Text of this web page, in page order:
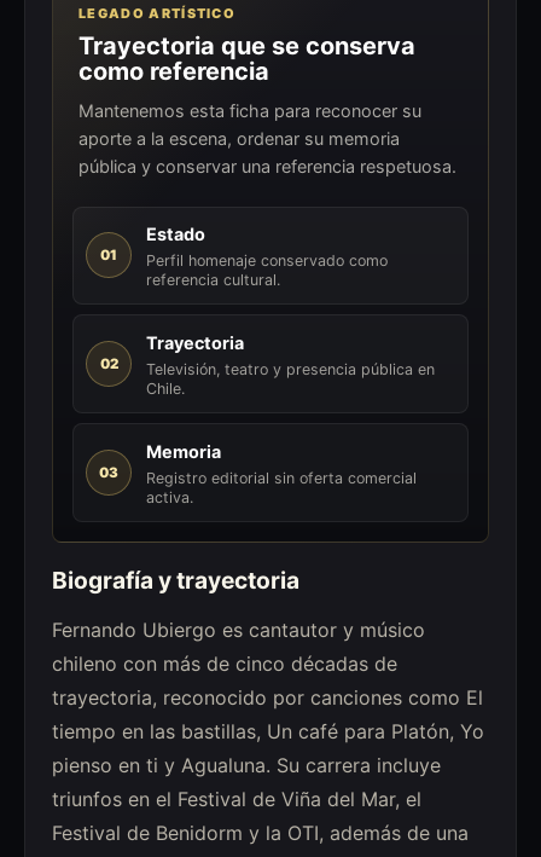
LEGADO ARTÍSTICO
Trayectoria que se conserva
como referencia
Mantenemos esta ficha para reconocer su
aporte a la escena, ordenar su memoria
pública y conservar una referencia respetuosa.
01
Estado
Perfil homenaje conservado como
referencia cultural.
02
Trayectoria
Televisión, teatro y presencia pública en
Chile.
03
Memoria
Registro editorial sin oferta comercial
activa.
Biografía y trayectoria
Fernando Ubiergo es cantautor y músico
chileno con más de cinco décadas de
trayectoria, reconocido por canciones como El
tiempo en las bastillas, Un café para Platón, Yo
pienso en ti y Agualuna. Su carrera incluye
triunfos en el Festival de Viña del Mar, el
Festival de Benidorm y la OTI, además de una